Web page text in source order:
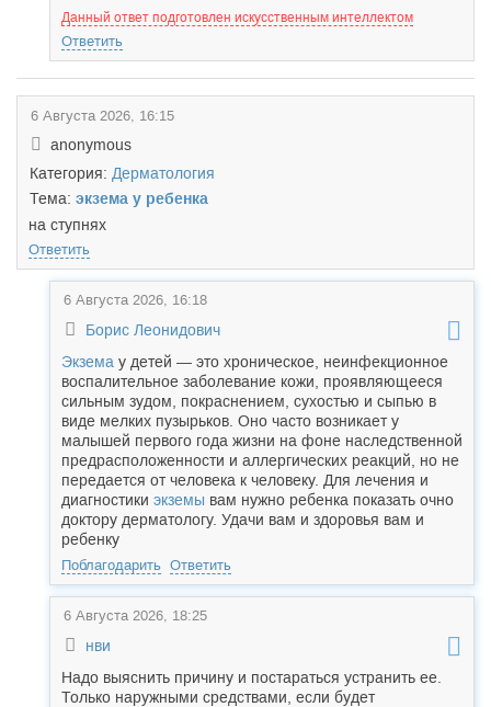
Данный ответ подготовлен искусственным интеллектом
Ответить
6 Августа 2026, 16:15
anonymous
Категория: Дерматология
Тема: экзема у ребенка
на ступнях
Ответить
6 Августа 2026, 16:18
Борис Леонидович
Экзема у детей — это хроническое, неинфекционное
воспалительное заболевание кожи, проявляющееся
сильным зудом, покраснением, сухостью и сыпью в
виде мелких пузырьков. Оно часто возникает у
малышей первого года жизни на фоне наследственной
предрасположенности и аллергических реакций, но не
передается от человека к человеку. Для лечения и
диагностики экземы вам нужно ребенка показать очно
доктору дерматологу. Удачи вам и здоровья вам и
ребенку
Поблагодарить Ответить
6 Августа 2026, 18:25
нви
Надо выяснить причину и постараться устранить ее.
Только наружными средствами, если будет